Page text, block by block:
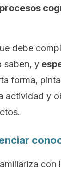
debe
saben, y
forma,
actividad y